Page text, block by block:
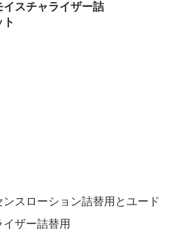
スチャライザー詰
ット
スローション詰替用とユード
ザー詰替用